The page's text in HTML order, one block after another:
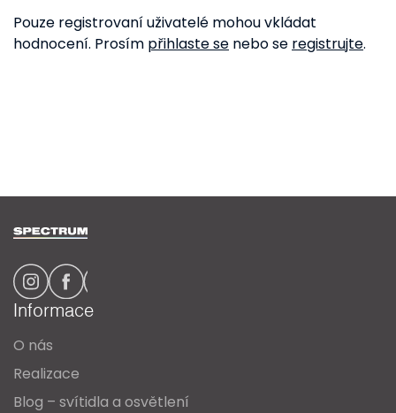
Pouze registrovaní uživatelé mohou vkládat
hodnocení. Prosím přihlaste se nebo se registrujte.
Informace
O nás
Realizace
Blog – svítidla a osvětlení